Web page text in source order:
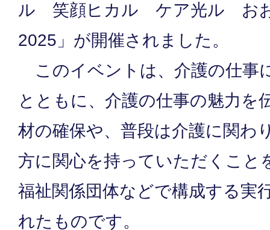
ル 笑顔ヒカル ケア光ル お
2025」が開催されました。
このイベントは、介護の仕事
とともに、介護の仕事の魅力を
材の確保や、普段は介護に関わ
方に関心を持っていただくこと
福祉関係団体などで構成する実
れたものです。